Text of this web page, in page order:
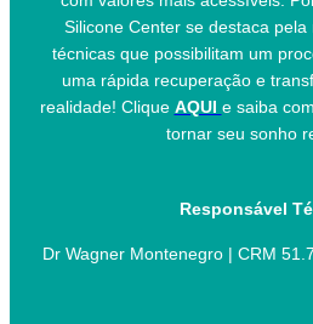
Silicone Center se destaca
técnicas que possibilitam um
uma rápida recuperação e
realidade! Clique AQUI e saiba
tornar seu sonho
Responsável
Dr Wagner Montenegro | CRM